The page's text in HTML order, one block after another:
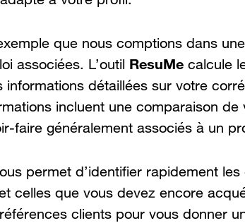
que nous comptions dans
associées. L’outil ResuMe calcule
informations détaillées sur votre
incluent une comparaison
faire généralement associés à un
permet d’identifier rapidement
celles que vous devez encore
clients pour vous donner